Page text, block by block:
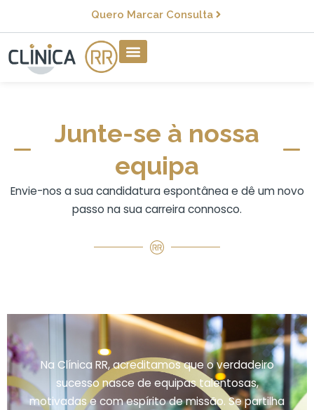
Quero Marcar Consulta
Junte-se à nossa
equipa
Envie-nos a sua candidatura espontânea e dê um novo
passo na sua carreira connosco.
Na Clínica RR, acreditamos que o verdadeiro
sucesso nasce de equipas talentosas,
motivadas e com espírito de missão. Se partilha